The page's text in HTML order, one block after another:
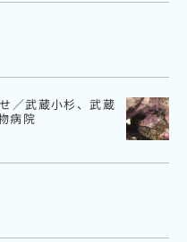
／武蔵小杉、武蔵
病院